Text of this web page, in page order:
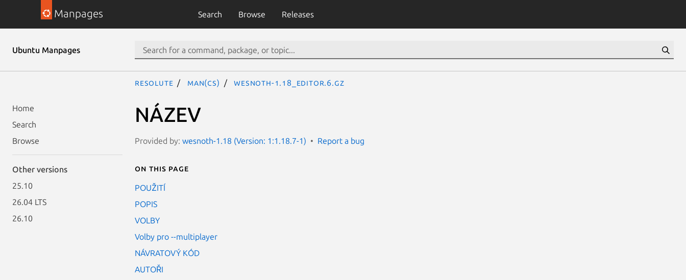
Manpages Search Browse Releases
Ubuntu Manpages
Home
Search
Browse
Other versions
25.10
26.04 LTS
26.10
resolute man(cs) wesnoth-1.18_editor.6.gz
NÁZEV
Provided by: wesnoth-1.18 (Version: 1:1.18.7-1) Report a bug
On this page
POUŽITÍ
POPIS
VOLBY
Volby pro --multiplayer
NÁVRATOVÝ KÓD
AUTOŘI